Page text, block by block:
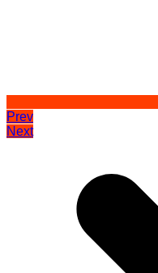
Prev
Next